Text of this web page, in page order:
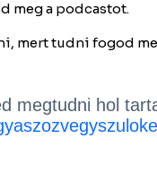
meg a podcastot.
mert tudni fogod
megtudni hol